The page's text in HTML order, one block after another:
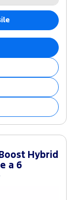
Hybrid
a 6